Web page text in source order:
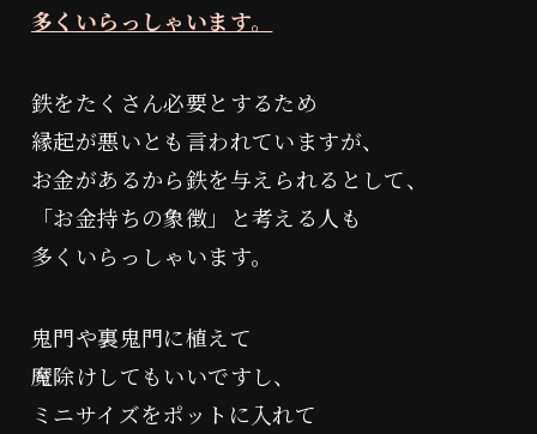
多くいらっしゃいます。
鉄をたくさん必要とするため
縁起が悪いとも言われていますが、
お金があるから鉄を与えられるとして、
「お金持ちの象徴」と考える人も
多くいらっしゃいます。
鬼門や裏鬼門に植えて
魔除けしてもいいですし、
ミニサイズをポットに入れて